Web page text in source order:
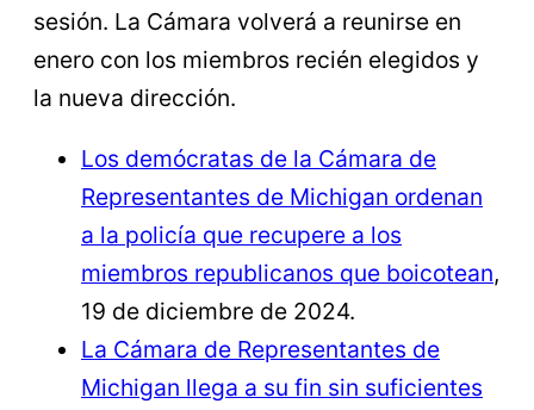
sesión. La Cámara volverá a reunirse en
enero con los miembros recién elegidos y
la nueva dirección.
Los demócratas de la Cámara de
Representantes de Michigan ordenan
a la policía que recupere a los
miembros republicanos que boicotean,
19 de diciembre de 2024.
La Cámara de Representantes de
Michigan llega a su fin sin suficientes